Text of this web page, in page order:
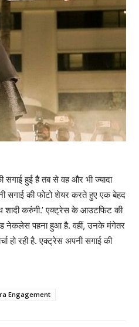
सगाई हुई है तब से वह और भी ज्यादा
सगाई की फोटो शेयर करते हुए एक बेहद
करुंगी.’ एक्ट्रेस के आउटफिट की
नेकलेस पहना हुआ है. वहीं, उनके मंगेतर
हो रही है. एक्ट्रेस अपनी सगाई की
Engagement